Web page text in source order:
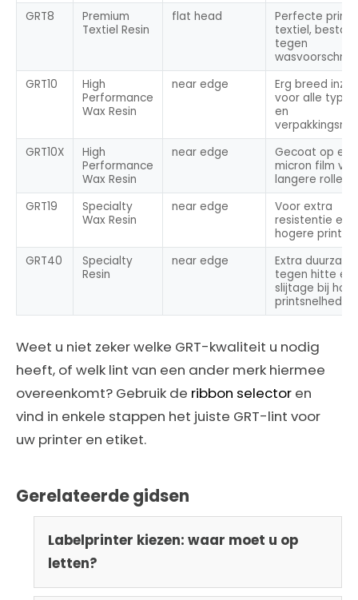
GRT8
Premium
Textiel Resin
flat head
Perfecte print
textiel,
tegen
GRT10
High
Performance
Wax Resin
near edge
Erg breed
voor alle
en
GRT10X
High
Performance
Wax Resin
near edge
Gecoat op
micron film
langere
GRT19
Specialty
Wax Resin
near edge
Voor extra
resistentie en
hogere
GRT40
Specialty
Resin
near edge
Extra
tegen hitte en
slijtage bij
printsnelheden
Weet u niet zeker welke GRT-kwaliteit u nodig
heeft, of welk lint van een ander merk hiermee
overeenkomt? Gebruik de ribbon selector en
vind in enkele stappen het juiste GRT-lint voor
uw printer en etiket.
Gerelateerde gidsen
Labelprinter kiezen: waar moet u op
letten?